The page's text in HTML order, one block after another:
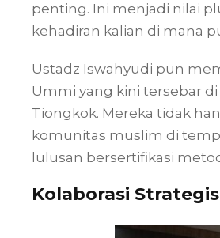
penting. Ini menjadi nilai
kehadiran kalian di mana
Ustadz Iswahyudi pun
Ummi yang kini tersebar
Tiongkok. Mereka tidak
komunitas muslim di
lulusan bersertifikasi
Kolaborasi